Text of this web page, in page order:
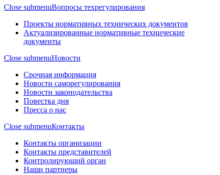
Close submenuВопросы техрегулирования
Проекты нормативных технических документов
Актуализированные нормативные технические
документы
Close submenuНовости
Срочная информация
Новости саморегулирования
Новости законодательства
Повестка дня
Пресса о нас
Close submenuКонтакты
Контакты организации
Контакты представителей
Контролирующий орган
Наши партнеры